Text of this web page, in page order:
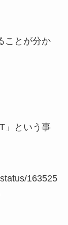
ことが分か
」という事
163525